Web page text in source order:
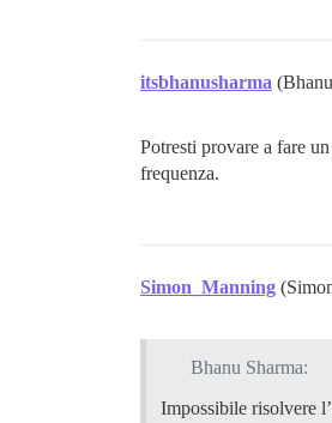
itsbhanusharma
Potresti provare a fare
frequenza.
Simon_Manning
Bhanu Sharma:
Impossibile risolvere